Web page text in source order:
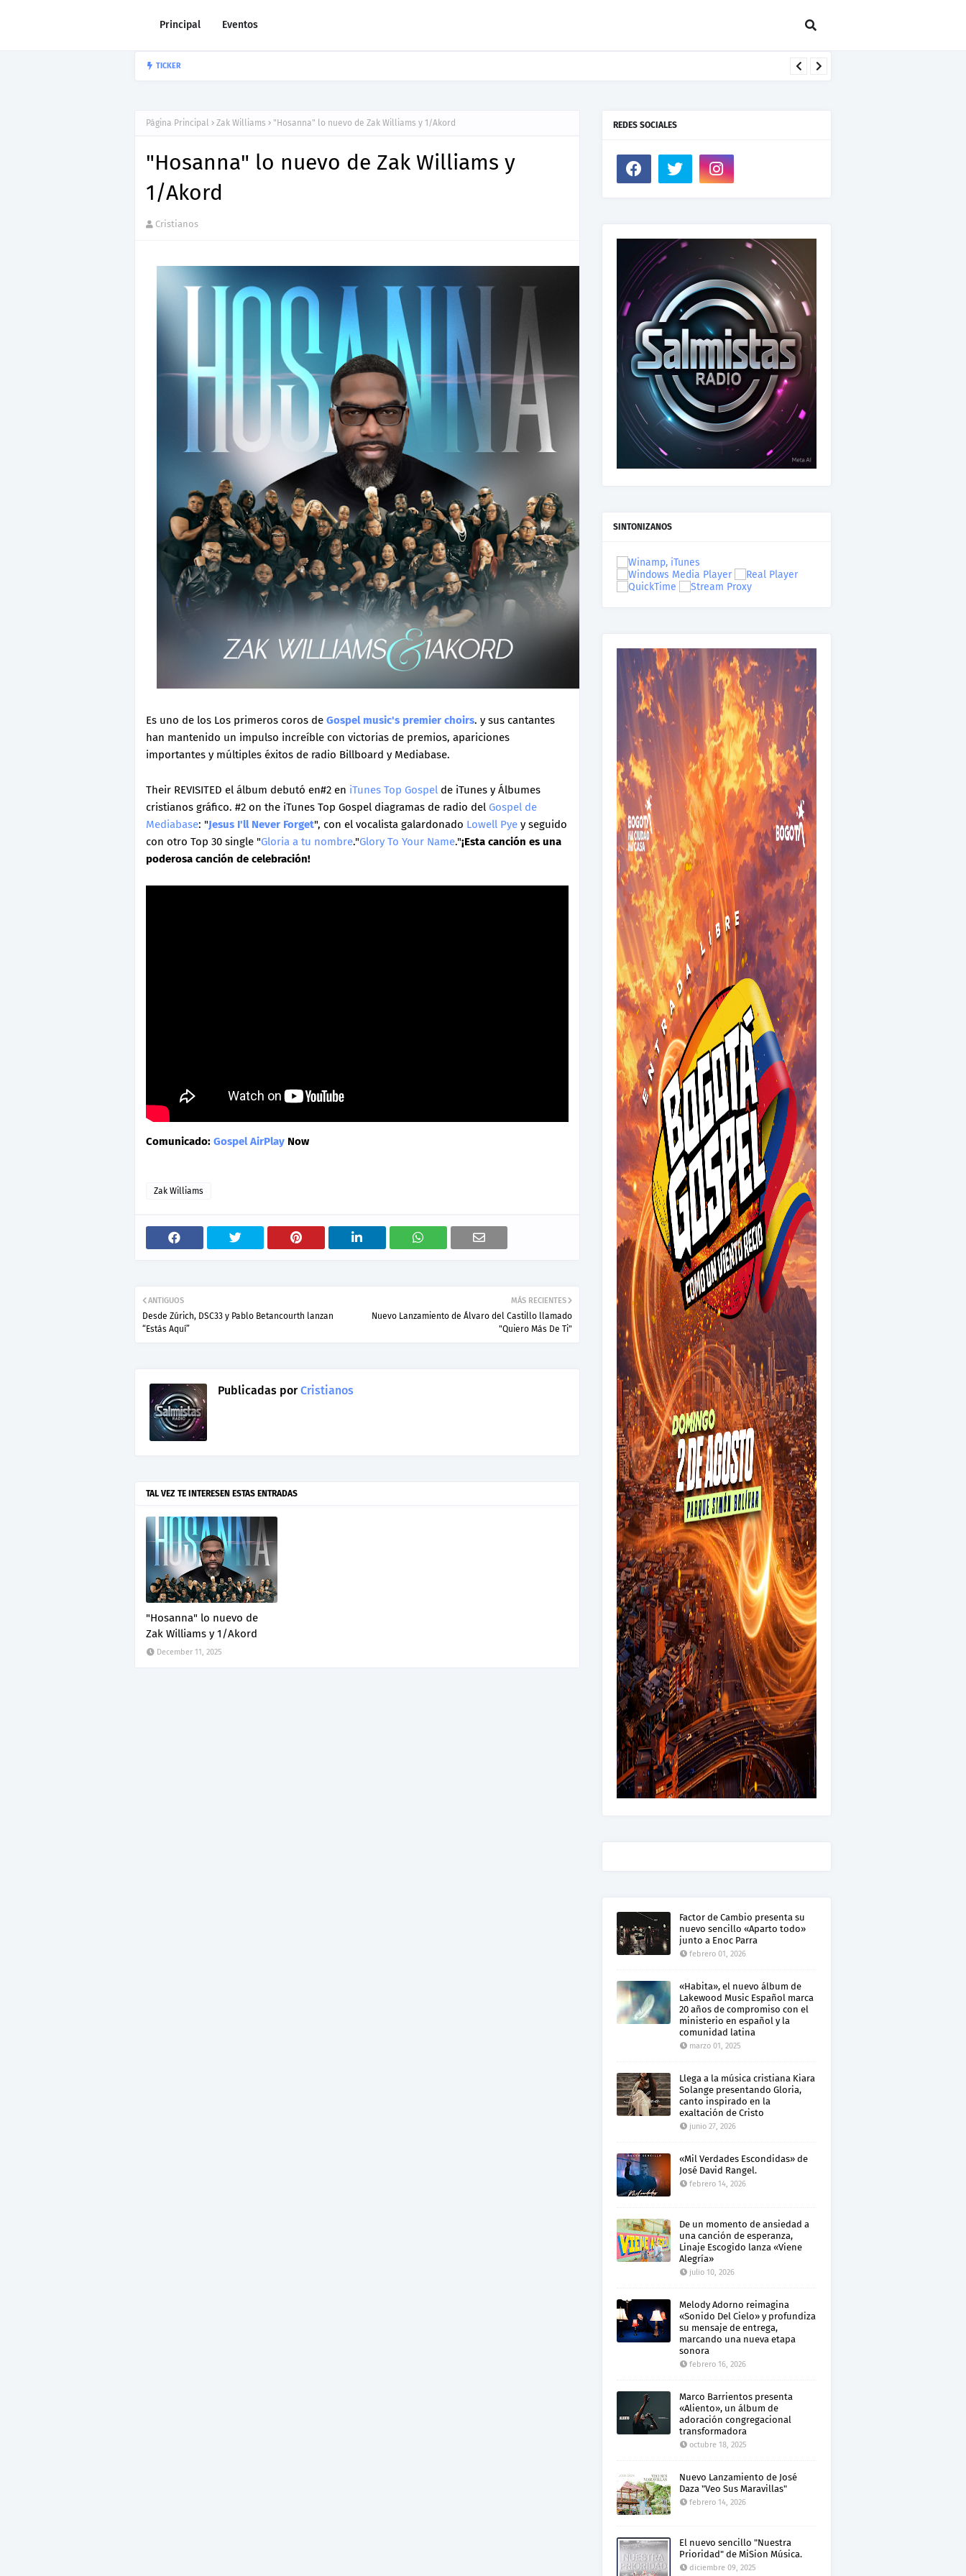
Principal Eventos
TICKER
Página Principal Zak Williams "Hosanna" lo nuevo de Zak Williams y 1/Akord
"Hosanna" lo nuevo de Zak Williams y
1/Akord
Cristianos
Es uno de los Los primeros coros de Gospel music's premier choirs. y sus cantantes
han mantenido un impulso increíble con victorias de premios, apariciones
importantes y múltiples éxitos de radio Billboard y Mediabase.
Their REVISITED el álbum debutó en#2 en iTunes Top Gospel de iTunes y Álbumes
cristianos gráfico. #2 on the iTunes Top Gospel diagramas de radio del Gospel de
Mediabase: "Jesus I'll Never Forget", con el vocalista galardonado Lowell Pye y seguido
con otro Top 30 single "Gloria a tu nombre."Glory To Your Name."¡Esta canción es una
poderosa canción de celebración!
Comunicado: Gospel AirPlay Now
Zak Williams
MÁS RECIENTES
Nuevo Lanzamiento de Álvaro del Castillo llamado
"Quiero Más De Ti"
ANTIGUOS
Desde Zúrich, DSC33 y Pablo Betancourth lanzan
“Estás Aquí”
Publicadas porCristianos
TAL VEZ TE INTERESEN ESTAS ENTRADAS
"Hosanna" lo nuevo de
Zak Williams y 1/Akord
December 11, 2025
REDES SOCIALES
SINTONIZANOS
Factor de Cambio presenta su
nuevo sencillo «Aparto todo»
junto a Enoc Parra
febrero 01, 2026
«Habita», el nuevo álbum de
Lakewood Music Español marca
20 años de compromiso con el
ministerio en español y la
comunidad latina
marzo 01, 2025
Llega a la música cristiana Kiara
Solange presentando Gloria,
canto inspirado en la
exaltación de Cristo
junio 27, 2026
«Mil Verdades Escondidas» de
José David Rangel.
febrero 14, 2026
De un momento de ansiedad a
una canción de esperanza,
Linaje Escogido lanza «Viene
Alegría»
julio 10, 2026
Melody Adorno reimagina
«Sonido Del Cielo» y profundiza
su mensaje de entrega,
marcando una nueva etapa
sonora
febrero 16, 2026
Marco Barrientos presenta
«Aliento», un álbum de
adoración congregacional
transformadora
octubre 18, 2025
Nuevo Lanzamiento de José
Daza "Veo Sus Maravillas"
febrero 14, 2026
El nuevo sencillo "Nuestra
Prioridad" de MiSion Música.
diciembre 09, 2025